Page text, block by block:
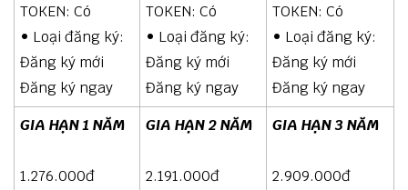
TOKEN: Có
• Loại đăng ký:
Đăng ký mới
Đăng ký ngay
TOKEN: Có
• Loại đăng ký:
Đăng ký mới
Đăng ký ngay
TOKEN: Có
• Loại đăng ký:
Đăng ký mới
Đăng ký ngay
GIA HẠN 1 NĂM
1.276.000đ
GIA HẠN 2 NĂM
2.191.000đ
GIA HẠN 3 NĂM
2.909.000đ